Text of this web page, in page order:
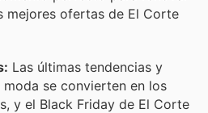
mejores ofertas de El Corte
Las últimas tendencias y
se convierten en los
y el Black Friday de El Corte